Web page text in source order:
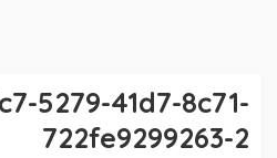
5279-41d7-8c71-
722fe9299263-2